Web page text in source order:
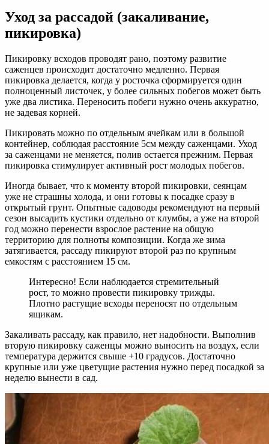
Уход за рассадой (закаливание,
пикировка)
Пикировку всходов проводят рано, поэтому развитие
саженцев происходит достаточно медленно. Первая
пикировка делается, когда у росточка сформируется один
полноценный листочек, у более сильных побегов может быть
уже два листика. Переносить побеги нужно очень аккуратно,
не задевая корней.
Пикировать можно по отдельным ячейкам или в большой
контейнер, соблюдая расстояние 5см между саженцами. Уход
за саженцами не меняется, полив остается прежним. Первая
пикировка стимулирует активный рост молодых побегов.
Иногда бывает, что к моменту второй пикировки, сеянцам
уже не страшны холода, и они готовы к посадке сразу в
открытый грунт. Опытные садоводы рекомендуют на первый
сезон высадить кустики отдельно от клумбы, а уже на второй
год можно перенести взрослое растение на общую
территорию для полноты композиции. Когда же зима
затягивается, рассаду пикируют второй раз по крупным
емкостям с расстоянием 15 см.
Интересно! Если наблюдается стремительный
рост, то можно провести пикировку трижды.
Плотно растущие всходы переносят по отдельным
ящикам.
Закаливать рассаду, как правило, нет надобности. Выполнив
вторую пикировку саженцы можно выносить на воздух, если
температура держится свыше +10 градусов. Достаточно
крупные или уже цветущие растения нужно перед посадкой за
неделю вынести в сад.